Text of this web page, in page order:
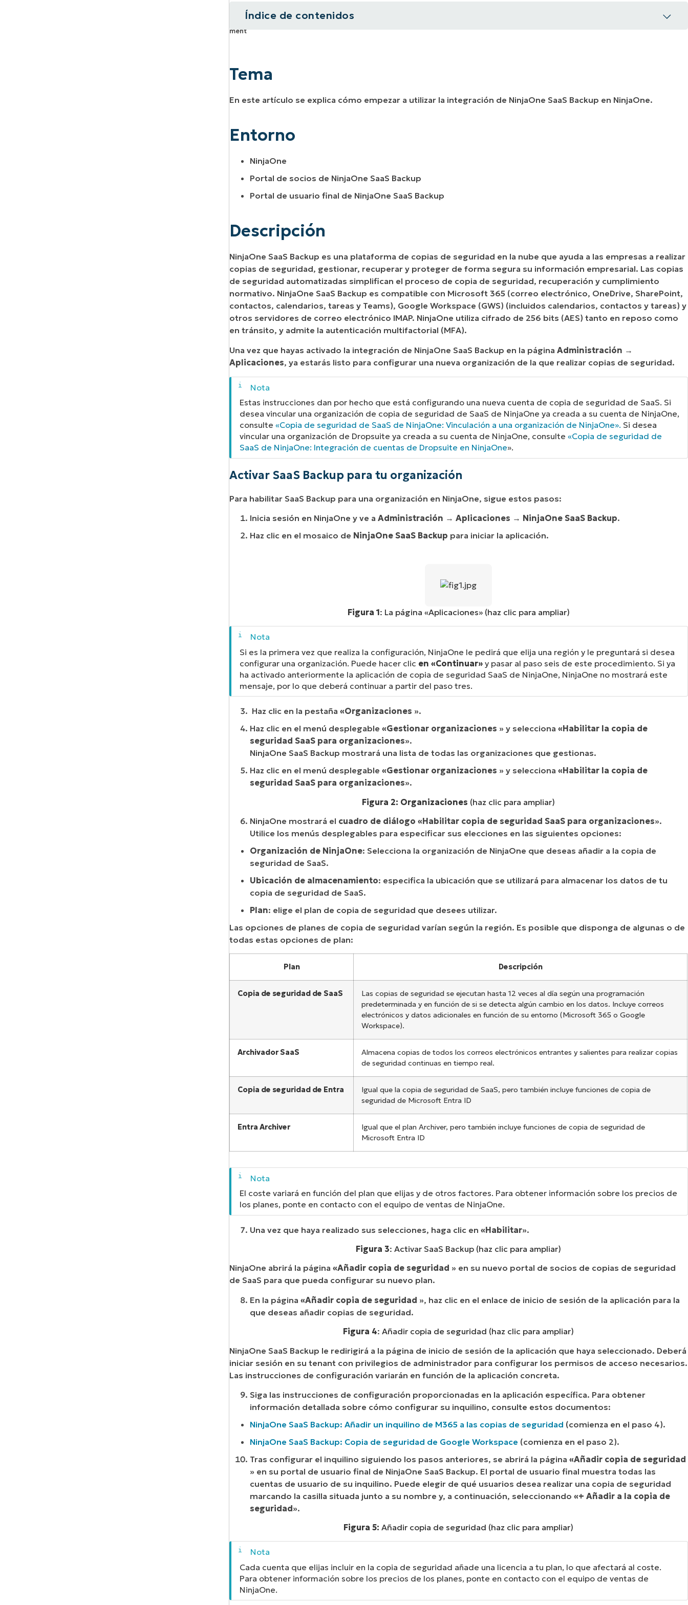
MIRA UNA DEMOÍndice de contenidos
Recursos adicionales
Tema
En este artículo se explica cómo empezar a utilizar la integración de NinjaOne SaaS Backup en NinjaOne.
Entorno
NinjaOne
Portal de socios de NinjaOne SaaS Backup
Portal de usuario final de NinjaOne SaaS Backup
Descripción
NinjaOne SaaS Backup es una plataforma de copias de seguridad en la nube que ayuda a las empresas a realizar
copias de seguridad, gestionar, recuperar y proteger de forma segura su información empresarial. Las copias
de seguridad automatizadas simplifican el proceso de copia de seguridad, recuperación y cumplimiento
normativo. NinjaOne SaaS Backup es compatible con Microsoft 365 (correo electrónico, OneDrive, SharePoint,
contactos, calendarios, tareas y Teams), Google Workspace (GWS) (incluidos calendarios, contactos y tareas) y
otros servidores de correo electrónico IMAP. NinjaOne utiliza cifrado de 256 bits (AES) tanto en reposo como
en tránsito, y admite la autenticación multifactorial (MFA).
Una vez que hayas activado la integración de NinjaOne SaaS Backup en la página Administración →
Aplicaciones, ya estarás listo para configurar una nueva organización de la que realizar copias de seguridad.
Estas instrucciones dan por hecho que está configurando una nueva cuenta de copia de seguridad de SaaS. Si
desea vincular una organización de copia de seguridad de SaaS de NinjaOne ya creada a su cuenta de NinjaOne,
consulte «Copia de seguridad de SaaS de NinjaOne: Vinculación a una organización de NinjaOne». Si desea
vincular una organización de Dropsuite ya creada a su cuenta de NinjaOne, consulte «Copia de seguridad de
SaaS de NinjaOne: Integración de cuentas de Dropsuite en NinjaOne».
Activar SaaS Backup para tu organización
Para habilitar SaaS Backup para una organización en NinjaOne, sigue estos pasos:
Inicia sesión en NinjaOne y ve a Administración → Aplicaciones → NinjaOne SaaS Backup.
Haz clic en el mosaico de NinjaOne SaaS Backup para iniciar la aplicación.
Figura 1: La página «Aplicaciones» (haz clic para ampliar)
Si es la primera vez que realiza la configuración, NinjaOne le pedirá que elija una región y le preguntará si desea
configurar una organización. Puede hacer clic en «Continuar» y pasar al paso seis de este procedimiento. Si ya
ha activado anteriormente la aplicación de copia de seguridad SaaS de NinjaOne, NinjaOne no mostrará este
mensaje, por lo que deberá continuar a partir del paso tres.
Haz clic en la pestaña «Organizaciones ».
Haz clic en el menú desplegable «Gestionar organizaciones » y selecciona «Habilitar la copia de
seguridad SaaS para organizaciones».
NinjaOne SaaS Backup mostrará una lista de todas las organizaciones que gestionas.
Haz clic en el menú desplegable «Gestionar organizaciones » y selecciona «Habilitar la copia de
seguridad SaaS para organizaciones».
Figura 2: Organizaciones (haz clic para ampliar)
NinjaOne mostrará el cuadro de diálogo «Habilitar copia de seguridad SaaS para organizaciones».
Utilice los menús desplegables para especificar sus elecciones en las siguientes opciones:
Organización de NinjaOne: Selecciona la organización de NinjaOne que deseas añadir a la copia de
seguridad de SaaS.
Ubicación de almacenamiento: especifica la ubicación que se utilizará para almacenar los datos de tu
copia de seguridad de SaaS.
Plan: elige el plan de copia de seguridad que desees utilizar.
Las opciones de planes de copia de seguridad varían según la región. Es posible que disponga de algunas o de
todas estas opciones de plan:
Plan Descripción
Copia de seguridad de SaaS
Las copias de seguridad se ejecutan hasta 12 veces al día según una programación
predeterminada y en función de si se detecta algún cambio en los datos. Incluye correos
electrónicos y datos adicionales en función de su entorno (Microsoft 365 o Google
Workspace).
Archivador SaaS
Almacena copias de todos los correos electrónicos entrantes y salientes para realizar copias
de seguridad continuas en tiempo real.
Copia de seguridad de Entra
Igual que la copia de seguridad de SaaS, pero también incluye funciones de copia de
seguridad de Microsoft Entra ID
Entra Archiver
Igual que el plan Archiver, pero también incluye funciones de copia de seguridad de
Microsoft Entra ID
El coste variará en función del plan que elijas y de otros factores. Para obtener información sobre los precios de
los planes, ponte en contacto con el equipo de ventas de NinjaOne.
Una vez que haya realizado sus selecciones, haga clic en «Habilitar».
Figura 3: Activar SaaS Backup (haz clic para ampliar)
NinjaOne abrirá la página «Añadir copia de seguridad » en su nuevo portal de socios de copias de seguridad
de SaaS para que pueda configurar su nuevo plan.
En la página «Añadir copia de seguridad », haz clic en el enlace de inicio de sesión de la aplicación para la
que deseas añadir copias de seguridad.
Figura 4: Añadir copia de seguridad (haz clic para ampliar)
NinjaOne SaaS Backup le redirigirá a la página de inicio de sesión de la aplicación que haya seleccionado. Deberá
iniciar sesión en su tenant con privilegios de administrador para configurar los permisos de acceso necesarios.
Las instrucciones de configuración variarán en función de la aplicación concreta.
Siga las instrucciones de configuración proporcionadas en la aplicación específica. Para obtener
información detallada sobre cómo configurar su inquilino, consulte estos documentos:
NinjaOne SaaS Backup: Añadir un inquilino de M365 a las copias de seguridad (comienza en el paso 4).
NinjaOne SaaS Backup: Copia de seguridad de Google Workspace (comienza en el paso 2).
Tras configurar el inquilino siguiendo los pasos anteriores, se abrirá la página «Añadir copia de seguridad
» en su portal de usuario final de NinjaOne SaaS Backup. El portal de usuario final muestra todas las
cuentas de usuario de su inquilino. Puede elegir de qué usuarios desea realizar una copia de seguridad
marcando la casilla situada junto a su nombre y, a continuación, seleccionando «+ Añadir a la copia de
seguridad».
Figura 5: Añadir copia de seguridad (haz clic para ampliar)
Cada cuenta que elijas incluir en la copia de seguridad añade una licencia a tu plan, lo que afectará al coste.
Para obtener información sobre los precios de los planes, ponte en contacto con el equipo de ventas de
NinjaOne.